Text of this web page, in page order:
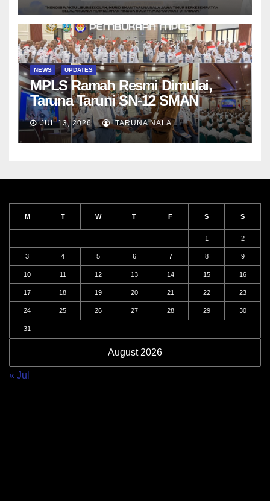
NEWS UPDATES
MPLS Ramah Resmi Dimulai,
Taruna Taruni SN-12 SMAN
Taruna Nala Jawa Timur Siap
Menjalani Tahun Ajaran Baru
JUL 13, 2026 TARUNA NALA
August 2026
M T W T F S S
1 2
3 4 5 6 7 8 9
10 11 12 13 14 15 16
17 18 19 20 21 22 23
24 25 26 27 28 29 30
31
« Jul